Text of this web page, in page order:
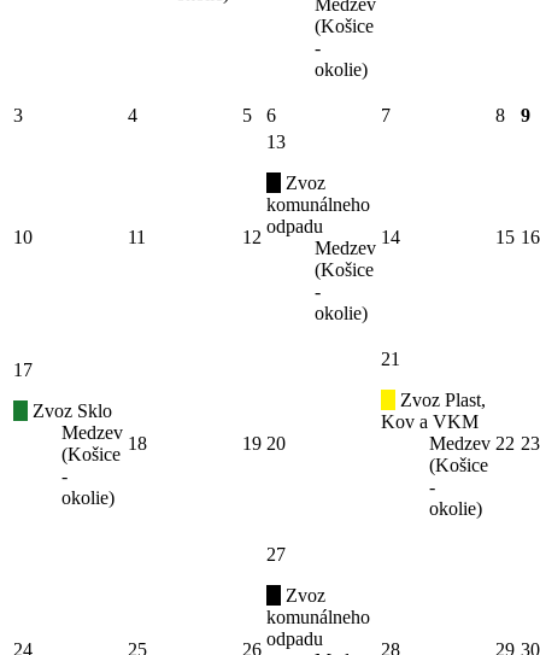
Medzev
(Košice
-
okolie)
3 4 5 6 7 8 9
10 11 12
13
Zvoz
komunálneho
odpadu
Medzev
(Košice
-
okolie)
14 15 16
17
Zvoz Sklo
Medzev
(Košice
-
okolie)
18 19 20
21
Zvoz Plast,
Kov a VKM
Medzev
(Košice
-
okolie)
22 23
24 25 26
27
Zvoz
komunálneho
odpadu
28 29 30